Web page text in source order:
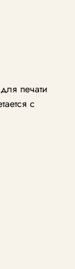
печати
с